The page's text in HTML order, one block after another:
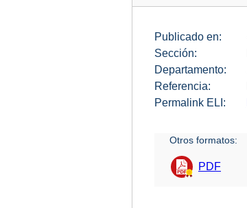
Publicado en:
Sección:
Departamento:
Referencia:
Permalink ELI:
Otros formatos:
PDF